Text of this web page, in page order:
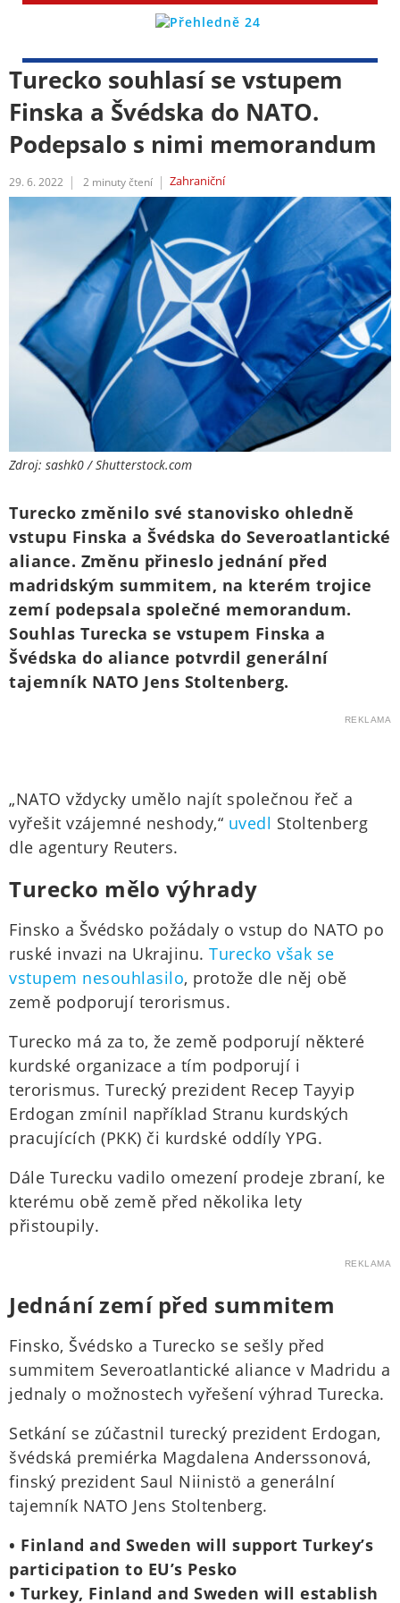
Turecko souhlasí se vstupem
Finska a Švédska do NATO.
Podepsalo s nimi memorandum
29. 6. 2022 2 minuty čtení Zahraniční
Zdroj: sashk0 / Shutterstock.com
Turecko změnilo své stanovisko ohledně
vstupu Finska a Švédska do Severoatlantické
aliance. Změnu přineslo jednání před
madridským summitem, na kterém trojice
zemí podepsala společné memorandum.
Souhlas Turecka se vstupem Finska a
Švédska do aliance potvrdil generální
tajemník NATO Jens Stoltenberg.
REKLAMA
„NATO vždycky umělo najít společnou řeč a
vyřešit vzájemné neshody,“ uvedl Stoltenberg
dle agentury Reuters.
Turecko mělo výhrady
Finsko a Švédsko požádaly o vstup do NATO po
ruské invazi na Ukrajinu. Turecko však se
vstupem nesouhlasilo, protože dle něj obě
země podporují terorismus.
Turecko má za to, že země podporují některé
kurdské organizace a tím podporují i
terorismus. Turecký prezident Recep Tayyip
Erdogan zmínil například Stranu kurdských
pracujících (PKK) či kurdské oddíly YPG.
Dále Turecku vadilo omezení prodeje zbraní, ke
kterému obě země před několika lety
přistoupily.
REKLAMA
Jednání zemí před summitem
Finsko, Švédsko a Turecko se sešly před
summitem Severoatlantické aliance v Madridu a
jednaly o možnostech vyřešení výhrad Turecka.
Setkání se zúčastnil turecký prezident Erdogan,
švédská premiérka Magdalena Anderssonová,
finský prezident Saul Niinistö a generální
tajemník NATO Jens Stoltenberg.
• Finland and Sweden will support Turkey’s
participation to EU’s Pesko
• Turkey, Finland and Sweden will establish